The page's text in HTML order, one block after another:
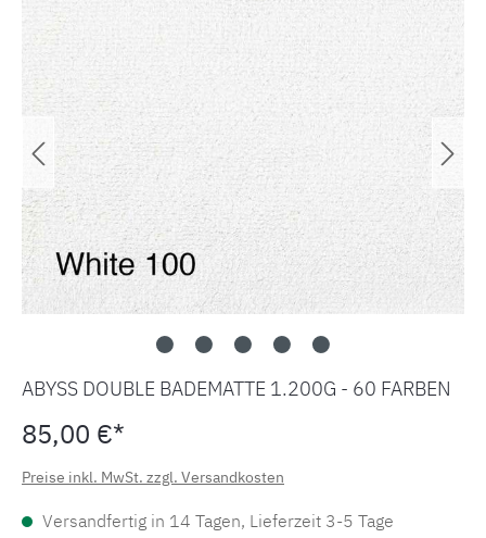
ABYSS DOUBLE BADEMATTE 1.200G - 60 FARBEN
85,00 €*
Preise inkl. MwSt. zzgl. Versandkosten
Versandfertig in 14 Tagen, Lieferzeit 3-5 Tage